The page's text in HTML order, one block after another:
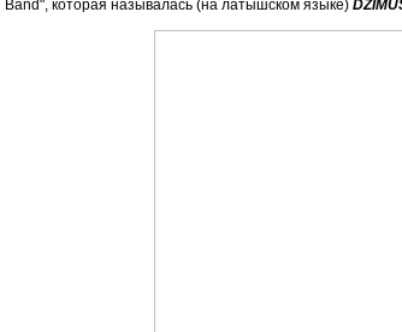
которая называлась (на латышском языке)